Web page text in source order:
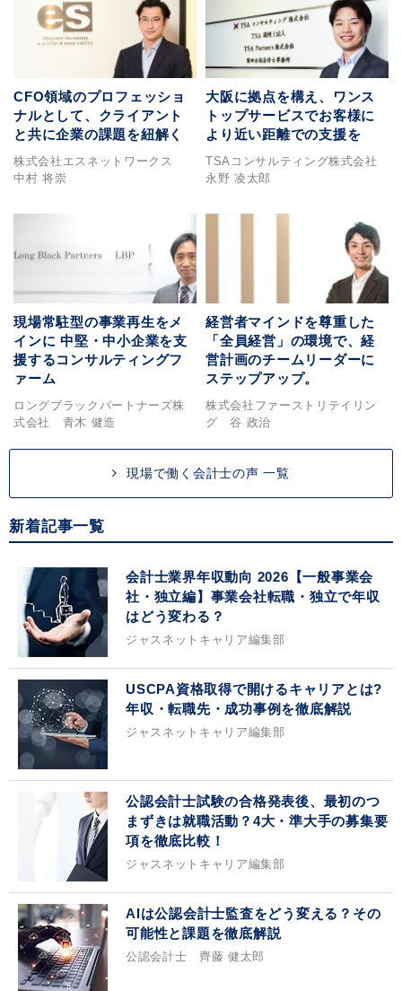
CFO領域のプロフェッショ
ナルとして、クライアント
と共に企業の課題を紐解く
株式会社エスネットワークス
中村 将崇
大阪に拠点を構え、ワンス
トップサービスでお客様に
より近い距離での支援を
TSAコンサルティング株式会社
永野 凌太郎
現場常駐型の事業再生をメ
インに 中堅・中小企業を支
援するコンサルティングフ
ァーム
ロングブラックパートナーズ株
式会社 青木 健造
経営者マインドを尊重した
「全員経営」の環境で、経
営計画のチームリーダーに
ステップアップ。
株式会社ファーストリテイリン
グ 谷 政治
現場で働く会計士の声 一覧
新着記事一覧
会計士業界年収動向 2026【一般事業会
社・独立編】事業会社転職・独立で年収
はどう変わる？
ジャスネットキャリア編集部
USCPA資格取得で開けるキャリアとは?
年収・転職先・成功事例を徹底解説
ジャスネットキャリア編集部
公認会計士試験の合格発表後、最初のつ
まずきは就職活動？4大・準大手の募集要
項を徹底比較！
ジャスネットキャリア編集部
AIは公認会計士監査をどう変える？その
可能性と課題を徹底解説
公認会計士 齊藤 健太郎